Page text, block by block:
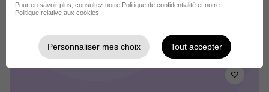
Voir l’offre
Pour en savoir plus, consultez notre Politique de confidentialité et notre
Politique relative aux cookies
Personnaliser mes choix Tout accepter